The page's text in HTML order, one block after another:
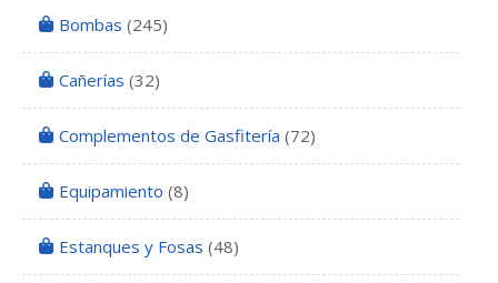
Bombas (245)
Cañerías (32)
Complementos de Gasfitería (72)
Equipamiento (8)
Estanques y Fosas (48)